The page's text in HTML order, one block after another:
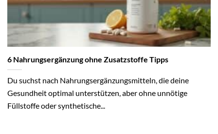
6 Nahrungsergänzung ohne Zusatzstoffe Tipps
Du suchst nach Nahrungsergänzungsmitteln, die deine
Gesundheit optimal unterstützen, aber ohne unnötige
Füllstoffe oder synthetische...